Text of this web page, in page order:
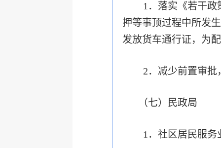
1．落实《若干
押等事顶过程中所发
发放货车通行证，为
2．减少前置审
（七）民政局
1．社区居民服